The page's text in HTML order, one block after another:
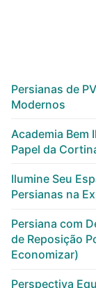
Persianas de
Modernos
Academia Bem
Papel da
Ilumine Seu
Persianas na
Persiana com
de Reposição
Economizar)
Perspectiva